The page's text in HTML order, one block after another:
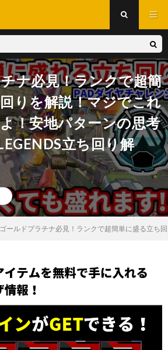
ナ必見！ランクで超簡
りを解説！マジでこれ
！安地パターンの思考
立ち回り解
ゴールドプラチナ必見！ランクで超簡単に盛る立ち